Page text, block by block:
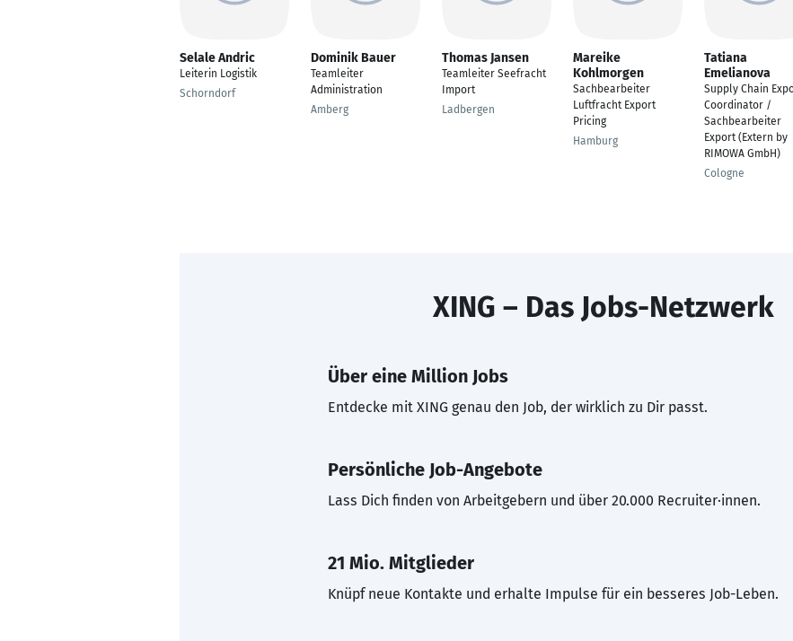
Selale Andric
Leiterin Logistik
Schorndorf
Dominik Bauer
Teamleiter
Administration
Amberg
Thomas Jansen
Teamleiter Seefracht
Import
Ladbergen
Mareike
Kohlmorgen
Sachbearbeiter
Luftfracht Export
Pricing
Hamburg
Tatiana
Emelianova
Supply Chain
Coordinator /
Sachbearbeiter
Export (Extern by
RIMOWA GmbH)
Cologne
XING – Das Jobs-Netzwerk
Über eine Million Jobs
Entdecke mit XING genau den Job, der wirklich zu Dir passt.
Persönliche Job-Angebote
Lass Dich finden von Arbeitgebern und über 20.000 Recruiter·innen.
21 Mio. Mitglieder
Knüpf neue Kontakte und erhalte Impulse für ein besseres Job-Leben.